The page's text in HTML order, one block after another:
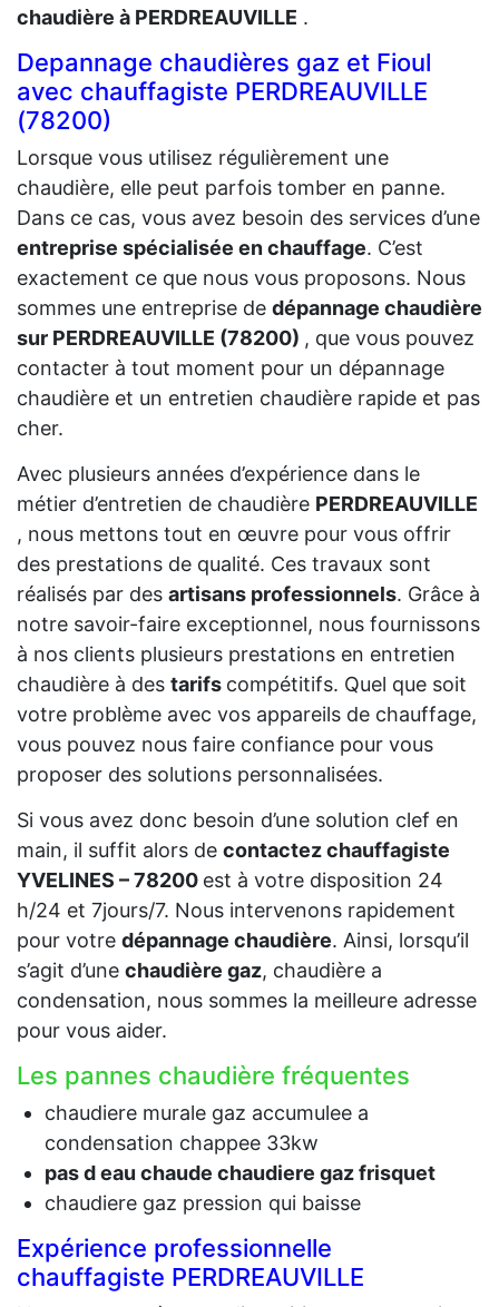
chaudière à PERDREAUVILLE .
Depannage chaudières gaz et Fioul
avec chauffagiste PERDREAUVILLE
(78200)
Lorsque vous utilisez régulièrement une
chaudière, elle peut parfois tomber en panne.
Dans ce cas, vous avez besoin des services d’une
entreprise spécialisée en chauffage. C’est
exactement ce que nous vous proposons. Nous
sommes une entreprise de dépannage chaudière
sur PERDREAUVILLE (78200) , que vous pouvez
contacter à tout moment pour un dépannage
chaudière et un entretien chaudière rapide et pas
cher.
Avec plusieurs années d’expérience dans le
métier d’entretien de chaudière PERDREAUVILLE
, nous mettons tout en œuvre pour vous offrir
des prestations de qualité. Ces travaux sont
réalisés par des artisans professionnels. Grâce à
notre savoir-faire exceptionnel, nous fournissons
à nos clients plusieurs prestations en entretien
chaudière à des tarifs compétitifs. Quel que soit
votre problème avec vos appareils de chauffage,
vous pouvez nous faire confiance pour vous
proposer des solutions personnalisées.
Si vous avez donc besoin d’une solution clef en
main, il suffit alors de contactez chauffagiste
YVELINES – 78200 est à votre disposition 24
h/24 et 7jours/7. Nous intervenons rapidement
pour votre dépannage chaudière. Ainsi, lorsqu’il
s’agit d’une chaudière gaz, chaudière a
condensation, nous sommes la meilleure adresse
pour vous aider.
Les pannes chaudière fréquentes
chaudiere murale gaz accumulee a
condensation chappee 33kw
pas d eau chaude chaudiere gaz frisquet
chaudiere gaz pression qui baisse
Expérience professionnelle
chauffagiste PERDREAUVILLE